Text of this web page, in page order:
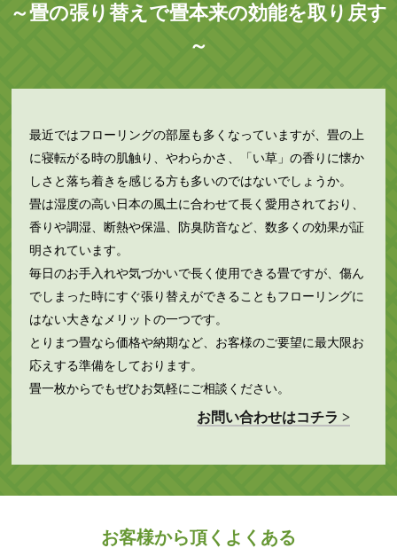
～畳の張り替えで畳本来の効能を取り戻す
～
最近ではフローリングの部屋も多くなっていますが、畳の上
に寝転がる時の肌触り、やわらかさ、「い草」の香りに懐か
しさと落ち着きを感じる方も多いのではないでしょうか。
畳は湿度の高い日本の風土に合わせて長く愛用されており、
香りや調湿、断熱や保温、防臭防音など、数多くの効果が証
明されています。
毎日のお手入れや気づかいで長く使用できる畳ですが、傷ん
でしまった時にすぐ張り替えができることもフローリングに
はない大きなメリットの一つです。
とりまつ畳なら価格や納期など、お客様のご要望に最大限お
応えする準備をしております。
畳一枚からでもぜひお気軽にご相談ください。
お問い合わせはコチラ >
お客様から頂くよくある